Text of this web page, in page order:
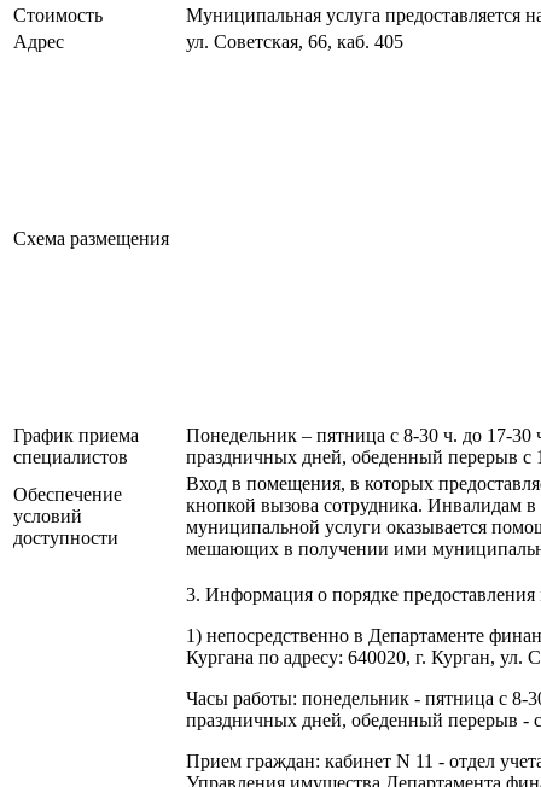
Стоимость
Муниципальная услуга предоставляется
Адрес
ул. Советская, 66, каб. 405
Схема размещения
График приема
специалистов
Понедельник – пятница с 8-30 ч. до 17-
праздничных дней, обеденный перерыв с
Обеспечение
условий
доступности
Вход в помещения, в которых
кнопкой вызова сотрудника. Инвалидам в
муниципальной услуги оказывается
мешающих в получении ими
3. Информация о порядке
1) непосредственно в Департаменте
Кургана по адресу: 640020, г. Курган, ул.
Часы работы: понедельник - пятница с
праздничных дней, обеденный перерыв -
Прием граждан: кабинет N 11 - отдел
Управления имущества Департамента